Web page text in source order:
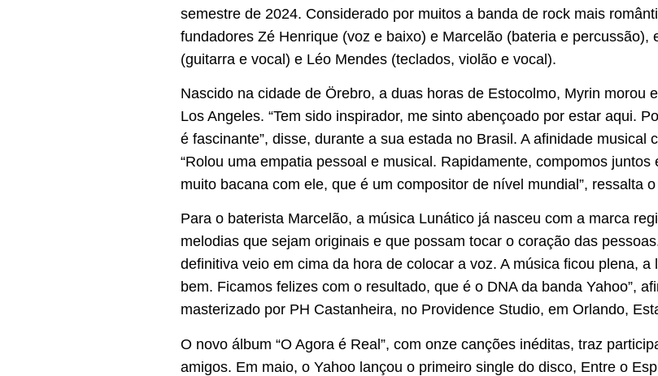
semestre de 2024. Considerado por muitos a banda de rock mais
fundadores Zé Henrique (voz e baixo) e Marcelão (bateria e percussão),
(guitarra e vocal) e Léo Mendes (teclados, violão e vocal).
Nascido na cidade de Örebro, a duas horas de Estocolmo, Myrin morou
Los Angeles. “Tem sido inspirador, me sinto abençoado por estar aqui.
é fascinante”, disse, durante a sua estada no Brasil. A afinidade musical
“Rolou uma empatia pessoal e musical. Rapidamente, compomos
muito bacana com ele, que é um compositor de nível mundial”, ressalta
Para o baterista Marcelão, a música Lunático já nasceu com a marca
melodias que sejam originais e que possam tocar o coração das
definitiva veio em cima da hora de colocar a voz. A música ficou plena,
bem. Ficamos felizes com o resultado, que é o DNA da banda Yahoo”,
masterizado por PH Castanheira, no Providence Studio, em Orlando,
O novo álbum “O Agora é Real”, com onze canções inéditas, traz
amigos. Em maio, o Yahoo lançou o primeiro single do disco, Entre o